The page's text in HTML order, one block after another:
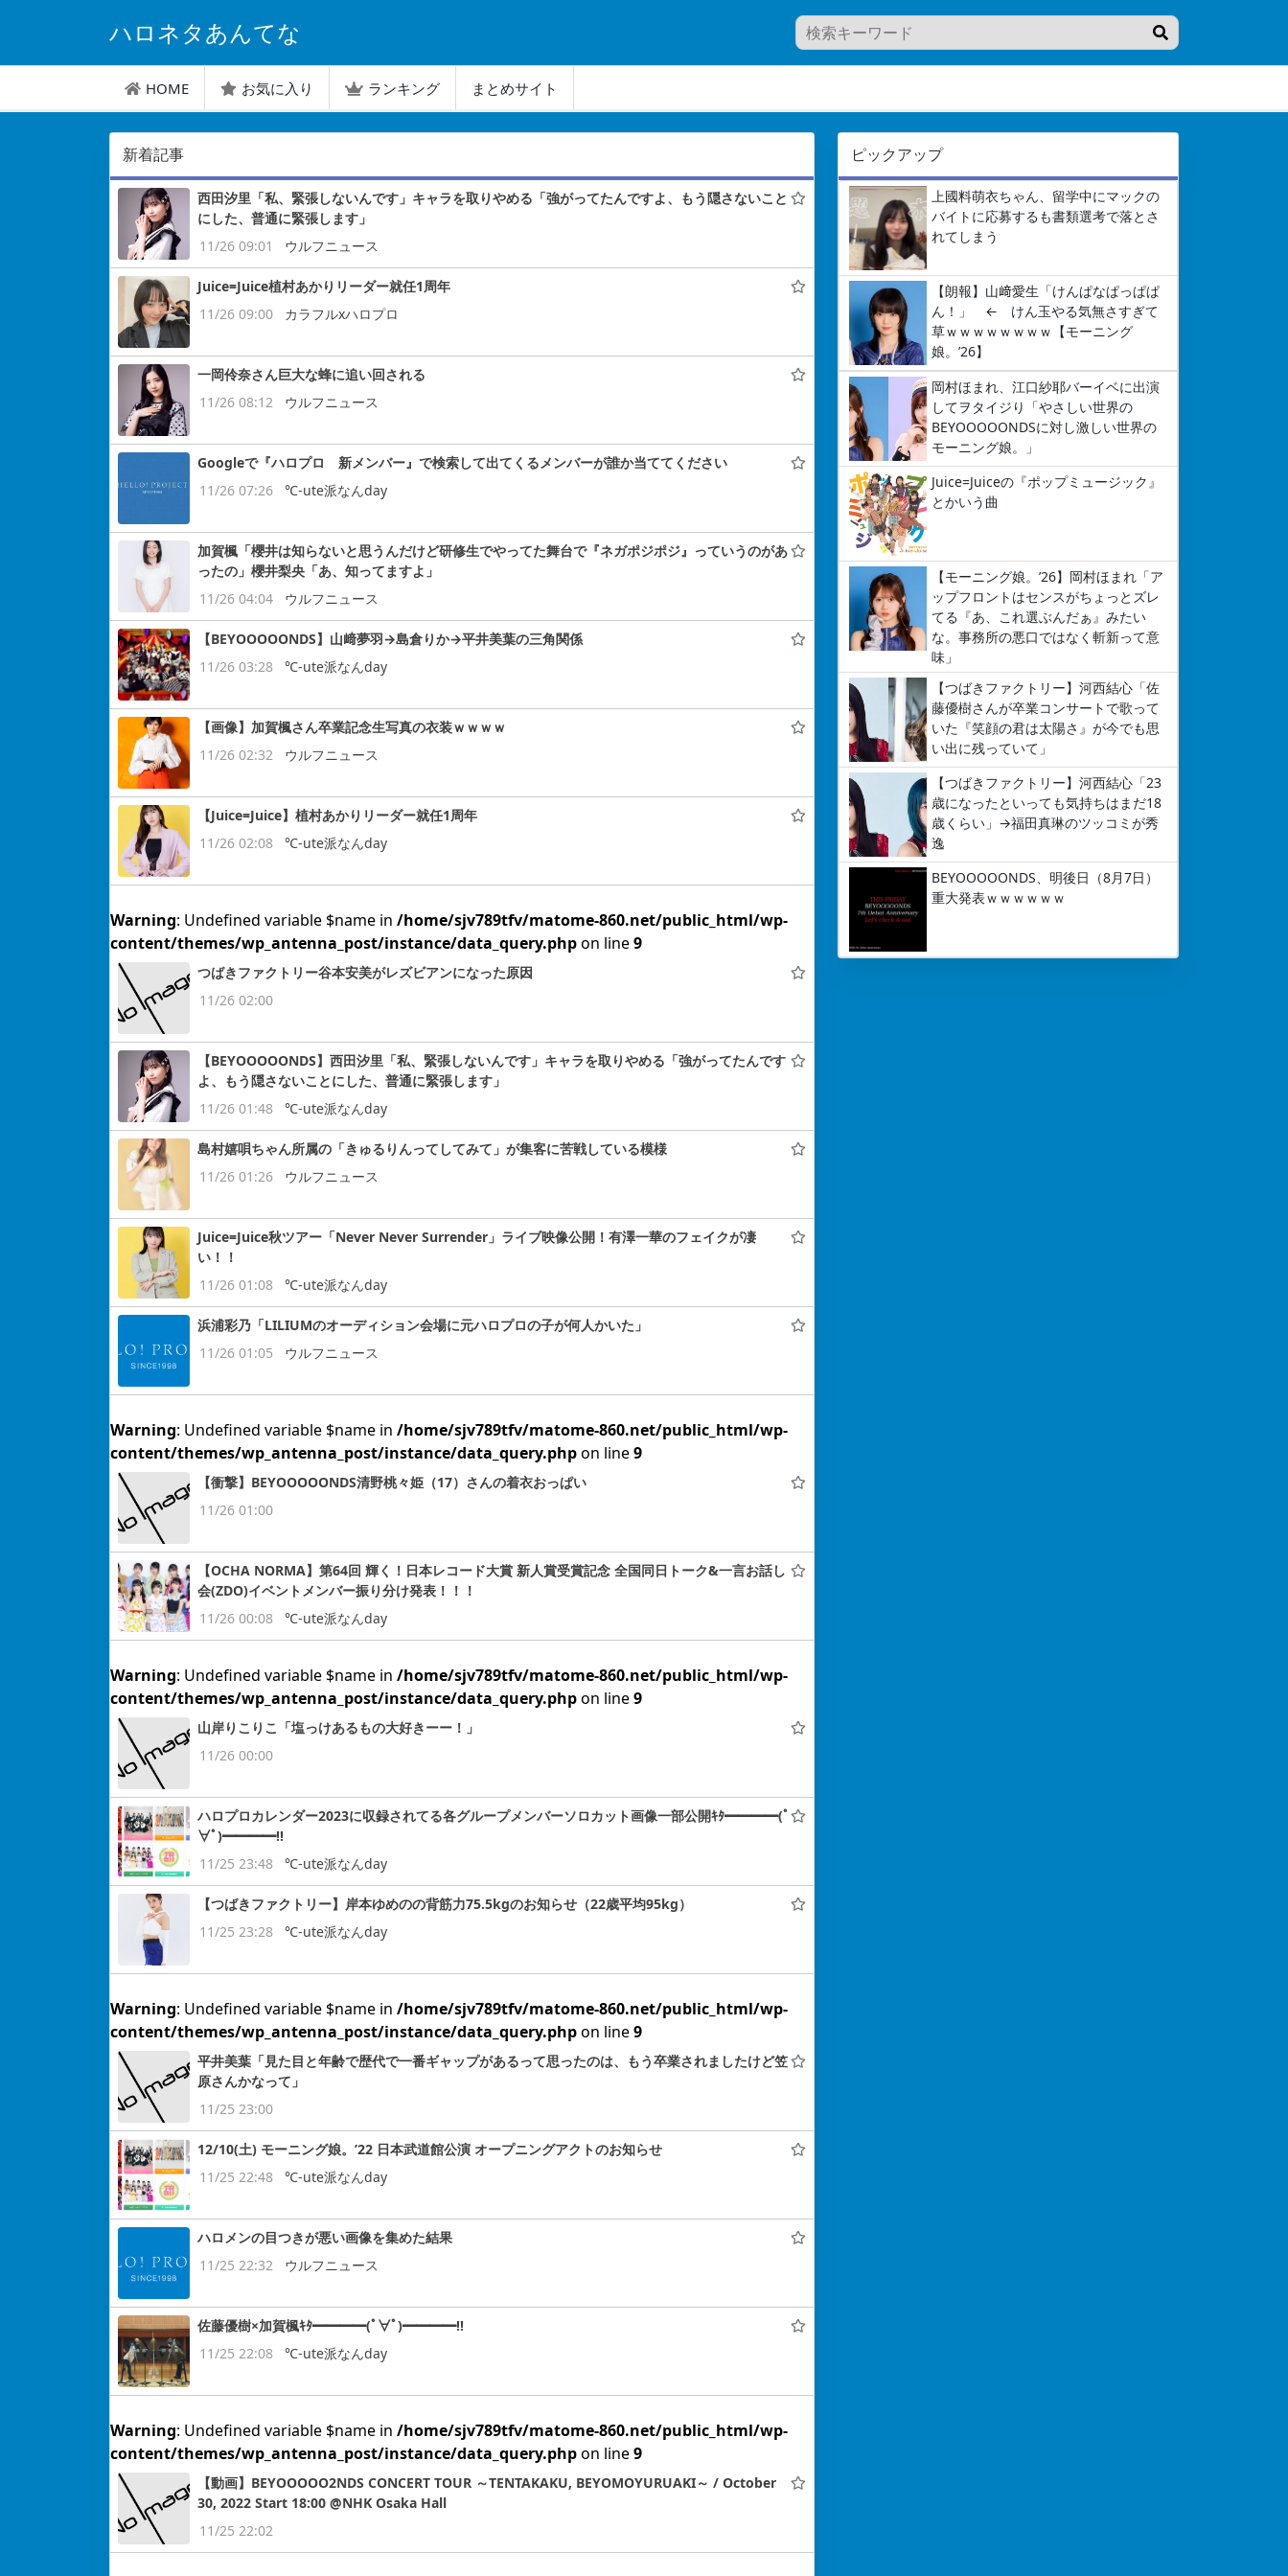
ハロネタあんてな
HOME お気に入り ランキング まとめサイト
ピックアップ
上國料萌衣ちゃん、留学中にマックの
バイトに応募するも書類選考で落とさ
れてしまう
【朗報】山﨑愛生「けんぱなぱっぱぱ
ん！」 ← けん玉やる気無さすぎて
草ｗｗｗｗｗｗｗｗ【モーニング
娘。’26】
岡村ほまれ、江口紗耶バーイベに出演
してヲタイジり「やさしい世界の
BEYOOOOONDSに対し激しい世界の
モーニング娘。」
Juice=Juiceの『ポップミュージック』
とかいう曲
【モーニング娘。’26】岡村ほまれ「ア
ップフロントはセンスがちょっとズレ
てる『あ、これ選ぶんだぁ』みたい
な。事務所の悪口ではなく斬新って意
味」
【つばきファクトリー】河西結心「佐
藤優樹さんが卒業コンサートで歌って
いた『笑顔の君は太陽さ』が今でも思
い出に残っていて」
【つばきファクトリー】河西結心「23
歳になったといっても気持ちはまだ18
歳くらい」→福田真琳のツッコミが秀
逸
BEYOOOOONDS、明後日（8月7日）
重大発表ｗｗｗｗｗｗ
新着記事
西田汐里「私、緊張しないんです」キャラを取りやめる「強がってたんですよ、もう隠さないこと
にした、普通に緊張します」
11/26 09:01
ウルフニュース
Juice=Juice植村あかりリーダー就任1周年
11/26 09:00
カラフルxハロプロ
一岡伶奈さん巨大な蜂に追い回される
11/26 08:12
ウルフニュース
Googleで『ハロプロ 新メンバー』で検索して出てくるメンバーが誰か当ててください
11/26 07:26
℃-ute派なんday
加賀楓「櫻井は知らないと思うんだけど研修生でやってた舞台で『ネガポジポジ』っていうのがあ
ったの」櫻井梨央「あ、知ってますよ」
11/26 04:04
ウルフニュース
【BEYOOOOONDS】山﨑夢羽→島倉りか→平井美葉の三角関係
11/26 03:28
℃-ute派なんday
【画像】加賀楓さん卒業記念生写真の衣装ｗｗｗｗ
11/26 02:32
ウルフニュース
【Juice=Juice】植村あかりリーダー就任1周年
11/26 02:08
℃-ute派なんday
Warning: Undefined variable $name in /home/sjv789tfv/matome-860.net/public_html/wp-
content/themes/wp_antenna_post/instance/data_query.phpon line9
つばきファクトリー谷本安美がレズビアンになった原因
11/26 02:00
【BEYOOOOONDS】西田汐里「私、緊張しないんです」キャラを取りやめる「強がってたんです
よ、もう隠さないことにした、普通に緊張します」
11/26 01:48
℃-ute派なんday
島村嬉唄ちゃん所属の「きゅるりんってしてみて」が集客に苦戦している模様
11/26 01:26
ウルフニュース
Juice=Juice秋ツアー「Never Never Surrender」ライブ映像公開！有澤一華のフェイクが凄
い！！
11/26 01:08
℃-ute派なんday
浜浦彩乃「LILIUMのオーディション会場に元ハロプロの子が何人かいた」
11/26 01:05
ウルフニュース
Warning: Undefined variable $name in /home/sjv789tfv/matome-860.net/public_html/wp-
content/themes/wp_antenna_post/instance/data_query.phpon line9
【衝撃】BEYOOOOONDS清野桃々姫（17）さんの着衣おっぱい
11/26 01:00
【OCHA NORMA】第64回 輝く！日本レコード大賞 新人賞受賞記念 全国同日トーク&一言お話し
会(ZDO)イベントメンバー振り分け発表！！！
11/26 00:08
℃-ute派なんday
Warning: Undefined variable $name in /home/sjv789tfv/matome-860.net/public_html/wp-
content/themes/wp_antenna_post/instance/data_query.phpon line9
山岸りこりこ「塩っけあるもの大好きーー！」
11/26 00:00
ハロプロカレンダー2023に収録されてる各グループメンバーソロカット画像一部公開ｷﾀ━━━━(ﾟ
∀ﾟ)━━━━!!
11/25 23:48
℃-ute派なんday
【つばきファクトリー】岸本ゆめのの背筋力75.5kgのお知らせ（22歳平均95kg）
11/25 23:28
℃-ute派なんday
Warning: Undefined variable $name in /home/sjv789tfv/matome-860.net/public_html/wp-
content/themes/wp_antenna_post/instance/data_query.phpon line9
平井美葉「見た目と年齢で歴代で一番ギャップがあるって思ったのは、もう卒業されましたけど笠
原さんかなって」
11/25 23:00
12/10(土) モーニング娘。’22 日本武道館公演 オープニングアクトのお知らせ
11/25 22:48
℃-ute派なんday
ハロメンの目つきが悪い画像を集めた結果
11/25 22:32
ウルフニュース
佐藤優樹×加賀楓ｷﾀ━━━━(ﾟ∀ﾟ)━━━━!!
11/25 22:08
℃-ute派なんday
Warning: Undefined variable $name in /home/sjv789tfv/matome-860.net/public_html/wp-
content/themes/wp_antenna_post/instance/data_query.phpon line9
【動画】BEYOOOOO2NDS CONCERT TOUR ～TENTAKAKU, BEYOMOYURUAKI～ / October
30, 2022 Start 18:00 @NHK Osaka Hall
11/25 22:02